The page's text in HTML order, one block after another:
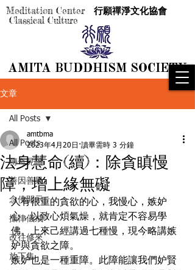
AMITA BUDDHISM SOCIETY
AMITA BUDDHISM SOCIETY
Meditation Center 行願禪淨文化協會
Classical Culture
文章
All Posts
傳奇見證
善因善果
念佛開示
攝律儀戒
改往修來
放下集
All Posts
法身慧命(續)：除貪瞋慢
障，增上緣無礙
amtbma
2023年4月20日 讀畢需時 3 分鐘
人有很重的貪欲的心，我慢心，嫉妒
心，以致心煩氣燥，就肯定不容易學
佛。上來己經講過七種慢，現今略講嫉
妒與貪欲之障。
嫉妒也是一種重障。此障能讓我們妒賢